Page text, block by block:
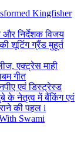
Kingfisher
और निर्देशक विजय
शूटिंग ग्रैंड मुहूर्त
एक्ट्रेस माही
गीत
एवं डिस्ट्रेस्ड
के नेतृत्व में बैंकिंग एवं
की पहल i
Swami